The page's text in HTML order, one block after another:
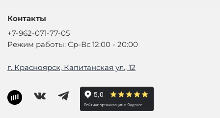
Контакты
+7-962-071-77-05
Режим работы: Ср-Вс 12:00 - 20:00
г. Красноярск, Капитанская ул., 12